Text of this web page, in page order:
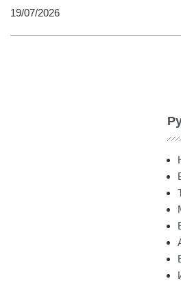
19/07/2026